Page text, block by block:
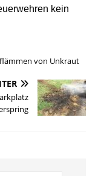
kein
von Unkraut